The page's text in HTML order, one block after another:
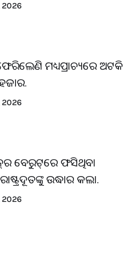
2026
ମଧ୍ୟପ୍ରାଚ୍ୟରେ ଅଟକି
2026
ବେରୁଟ୍‌ରେ ଫସିଥିବା
ଉଦ୍ଧାର କଲା.
2026